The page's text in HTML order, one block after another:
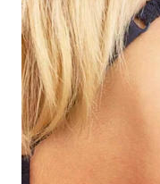
TAPANULI
SELATAN
WN
TANJUNG
LESUNG